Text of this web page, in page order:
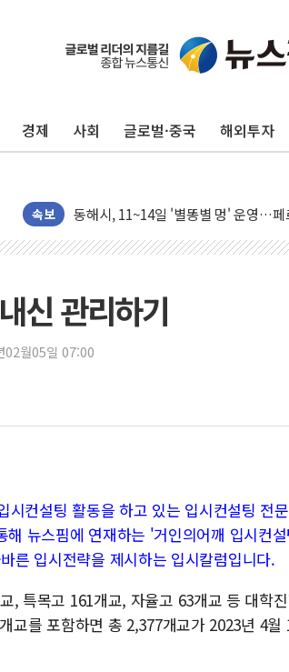
경제 사회 글로벌·중국 해외투자
속보
李대통령, ISA 개편 재검토 지시…與 "
동해중부 전 해상 풍랑주의보…10일
中 전방위 아파트 부양, 수도 베이징도
인제 용대리 계곡서 수위 상승으로 피
강원 중·남부 동해안 시간당 50mm
청양 밭에서 일하던 90대 숨져…온열
李대통령, 'ISA·주가누르기 방지법' 전
'호우 특보' 경북 울진 시간당
주말 무더위·열대야 지속…내륙 곳곳
오세훈 "용산공원 주택 검토, 민주당
충북 주말 무더위 지속…청주·진천
10월 보완수사권 폐지·공소청 출범…
뉴욕증시, 고용 쇼크에 금리 인상 우려
트럼프, 쿡 연준 이사 해임 재추진…"26
유럽증시, 美 고용 예상 밖 부진에 연
신 관리하기
02월05일 07:00
컨설팅 활동을 하고 있는 입시컨설팅 전
뉴스핌에 연재하는 '거인의어깨 입시컨
른 입시전략을 제시하는 입시칼럼입니다.
, 특목고 161개교, 자율고 63개교 등 대학
교를 포함하면 총 2,377개교가 2023년 4월